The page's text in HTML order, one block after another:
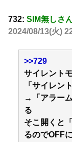
732: SIM無しさ
2024/08/13(火)
>>729
サイレント
「サイレン
→「アラー
る
そこ開くと
るのでOFF